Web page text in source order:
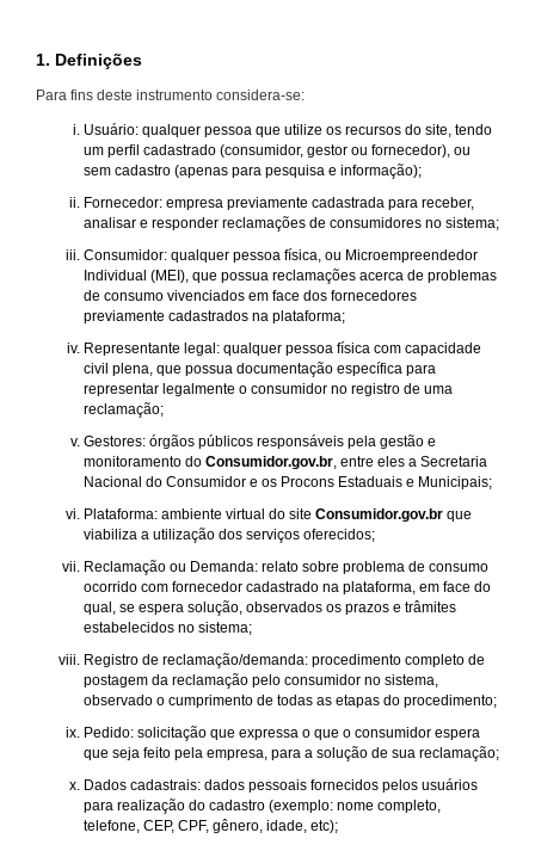
1. Definições
Para fins deste instrumento considera-se:
Usuário: qualquer pessoa que utilize os recursos do site, tendo
um perfil cadastrado (consumidor, gestor ou fornecedor), ou
sem cadastro (apenas para pesquisa e informação);
Fornecedor: empresa previamente cadastrada para receber,
analisar e responder reclamações de consumidores no sistema;
Consumidor: qualquer pessoa física, ou Microempreendedor
Individual (MEI), que possua reclamações acerca de problemas
de consumo vivenciados em face dos fornecedores
previamente cadastrados na plataforma;
Representante legal: qualquer pessoa física com capacidade
civil plena, que possua documentação específica para
representar legalmente o consumidor no registro de uma
reclamação;
Gestores: órgãos públicos responsáveis pela gestão e
monitoramento do Consumidor.gov.br, entre eles a Secretaria
Nacional do Consumidor e os Procons Estaduais e Municipais;
Plataforma: ambiente virtual do site Consumidor.gov.br que
viabiliza a utilização dos serviços oferecidos;
Reclamação ou Demanda: relato sobre problema de consumo
ocorrido com fornecedor cadastrado na plataforma, em face do
qual, se espera solução, observados os prazos e trâmites
estabelecidos no sistema;
Registro de reclamação/demanda: procedimento completo de
postagem da reclamação pelo consumidor no sistema,
observado o cumprimento de todas as etapas do procedimento;
Pedido: solicitação que expressa o que o consumidor espera
que seja feito pela empresa, para a solução de sua reclamação;
Dados cadastrais: dados pessoais fornecidos pelos usuários
para realização do cadastro (exemplo: nome completo,
telefone, CEP, CPF, gênero, idade, etc);